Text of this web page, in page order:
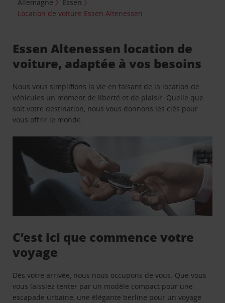
Allemagne
Essen
Location de voiture Essen Altenessen
Essen Altenessen location de
voiture, adaptée à vos besoins
Nous vous simplifions la vie en faisant de la location de
véhicules un moment de liberté et de plaisir. Quelle que
soit votre destination, nous vous donnons les clés pour
vous offrir le monde.
C’est ici que commence votre
voyage
Dès votre arrivée, nous nous occupons de vous. Que vous
vous laissiez tenter par un modèle compact pour une
escapade urbaine, une élégante berline pour un voyage